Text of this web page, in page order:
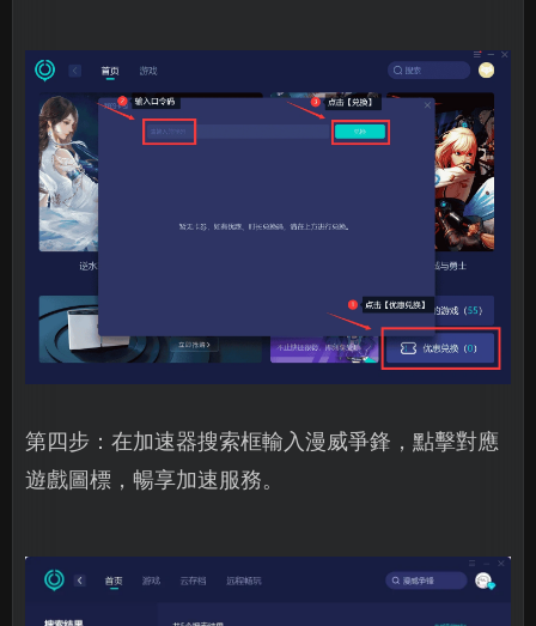
第四步：在加速器搜索框輸入漫威爭鋒，點擊對應
遊戲圖標，暢享加速服務。